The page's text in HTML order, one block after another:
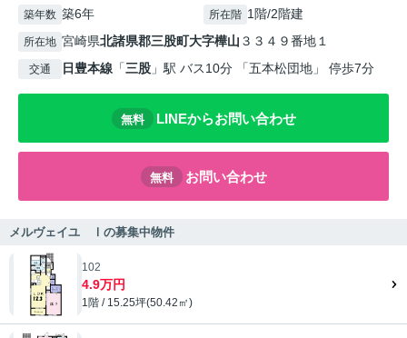
築年数 築6年 所在階 1階/2階建
所在地 宮崎県北諸県郡三股町大字樺山 ３３４９番地１
交通 日豊本線 「三股 」駅 バス10分 「五本松団地」 停歩7分
無料 LINEからお問い合わせ
無料 お問い合わせ
メルヴェイユ Ⅰの募集中物件
102
4.9万円
1階 / 15.25坪(50.42㎡)